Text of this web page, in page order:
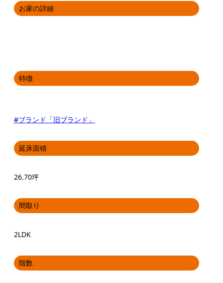
お家の詳細
特徴
#ブランド「旧ブランド」
延床面積
26.70坪
間取り
2LDK
階数